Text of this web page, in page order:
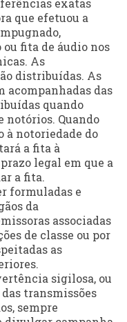
exatas
que efetuou a
fita de áudio nos
As
distribuídas. As
acompanhadas das
quando
notórios. Quando
à notoriedade do
a fita à
legal em que a
a fita.
formuladas e
da
associadas
de classe ou por
as
sigilosa, ou
transmissões
sempre